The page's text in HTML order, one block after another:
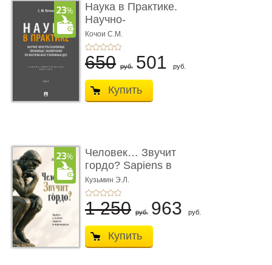
Наука в Практике.
Научно-
консультационные (пра
...
Кочои С.М.
650 руб. 501 руб.
Купить
Человек… Звучит
гордо? Sapiens в
тенётах социума � ...
Кузьмин Э.Л.
1 250 руб. 963 руб.
Купить